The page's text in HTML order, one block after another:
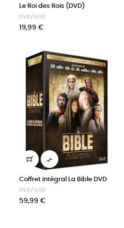
Le Roi des Rois (DVD)
DVD/VOD
Prix
19,99 €

Coffret intégral La Bible DVD
DVD/VOD
Prix
59,99 €